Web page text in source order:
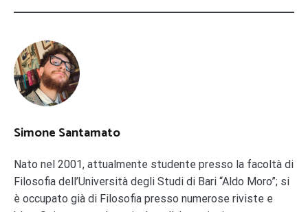
Simone Santamato
Nato nel 2001, attualmente studente presso la facoltà di
Filosofia dell’Università degli Studi di Bari “Aldo Moro”; si
è occupato già di Filosofia presso numerose riviste e